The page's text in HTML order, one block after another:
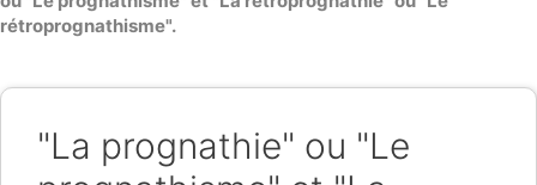
rétroprognathisme".
"La prognathie" ou "Le